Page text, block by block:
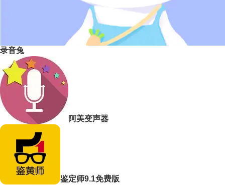
录音兔
阿美变声器
鉴定师9.1免费版